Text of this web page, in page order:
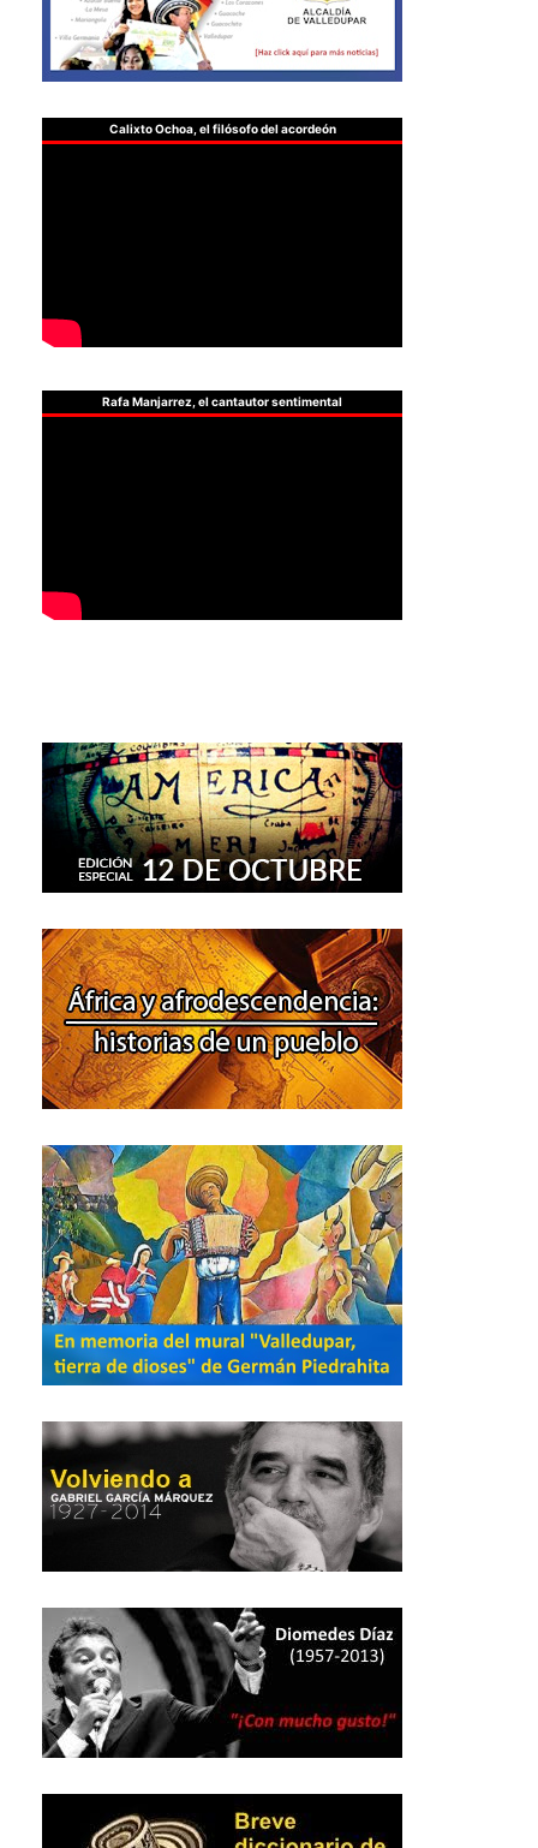
Calixto Ochoa, el filósofo del acordeón
Rafa Manjarrez, el cantautor sentimental